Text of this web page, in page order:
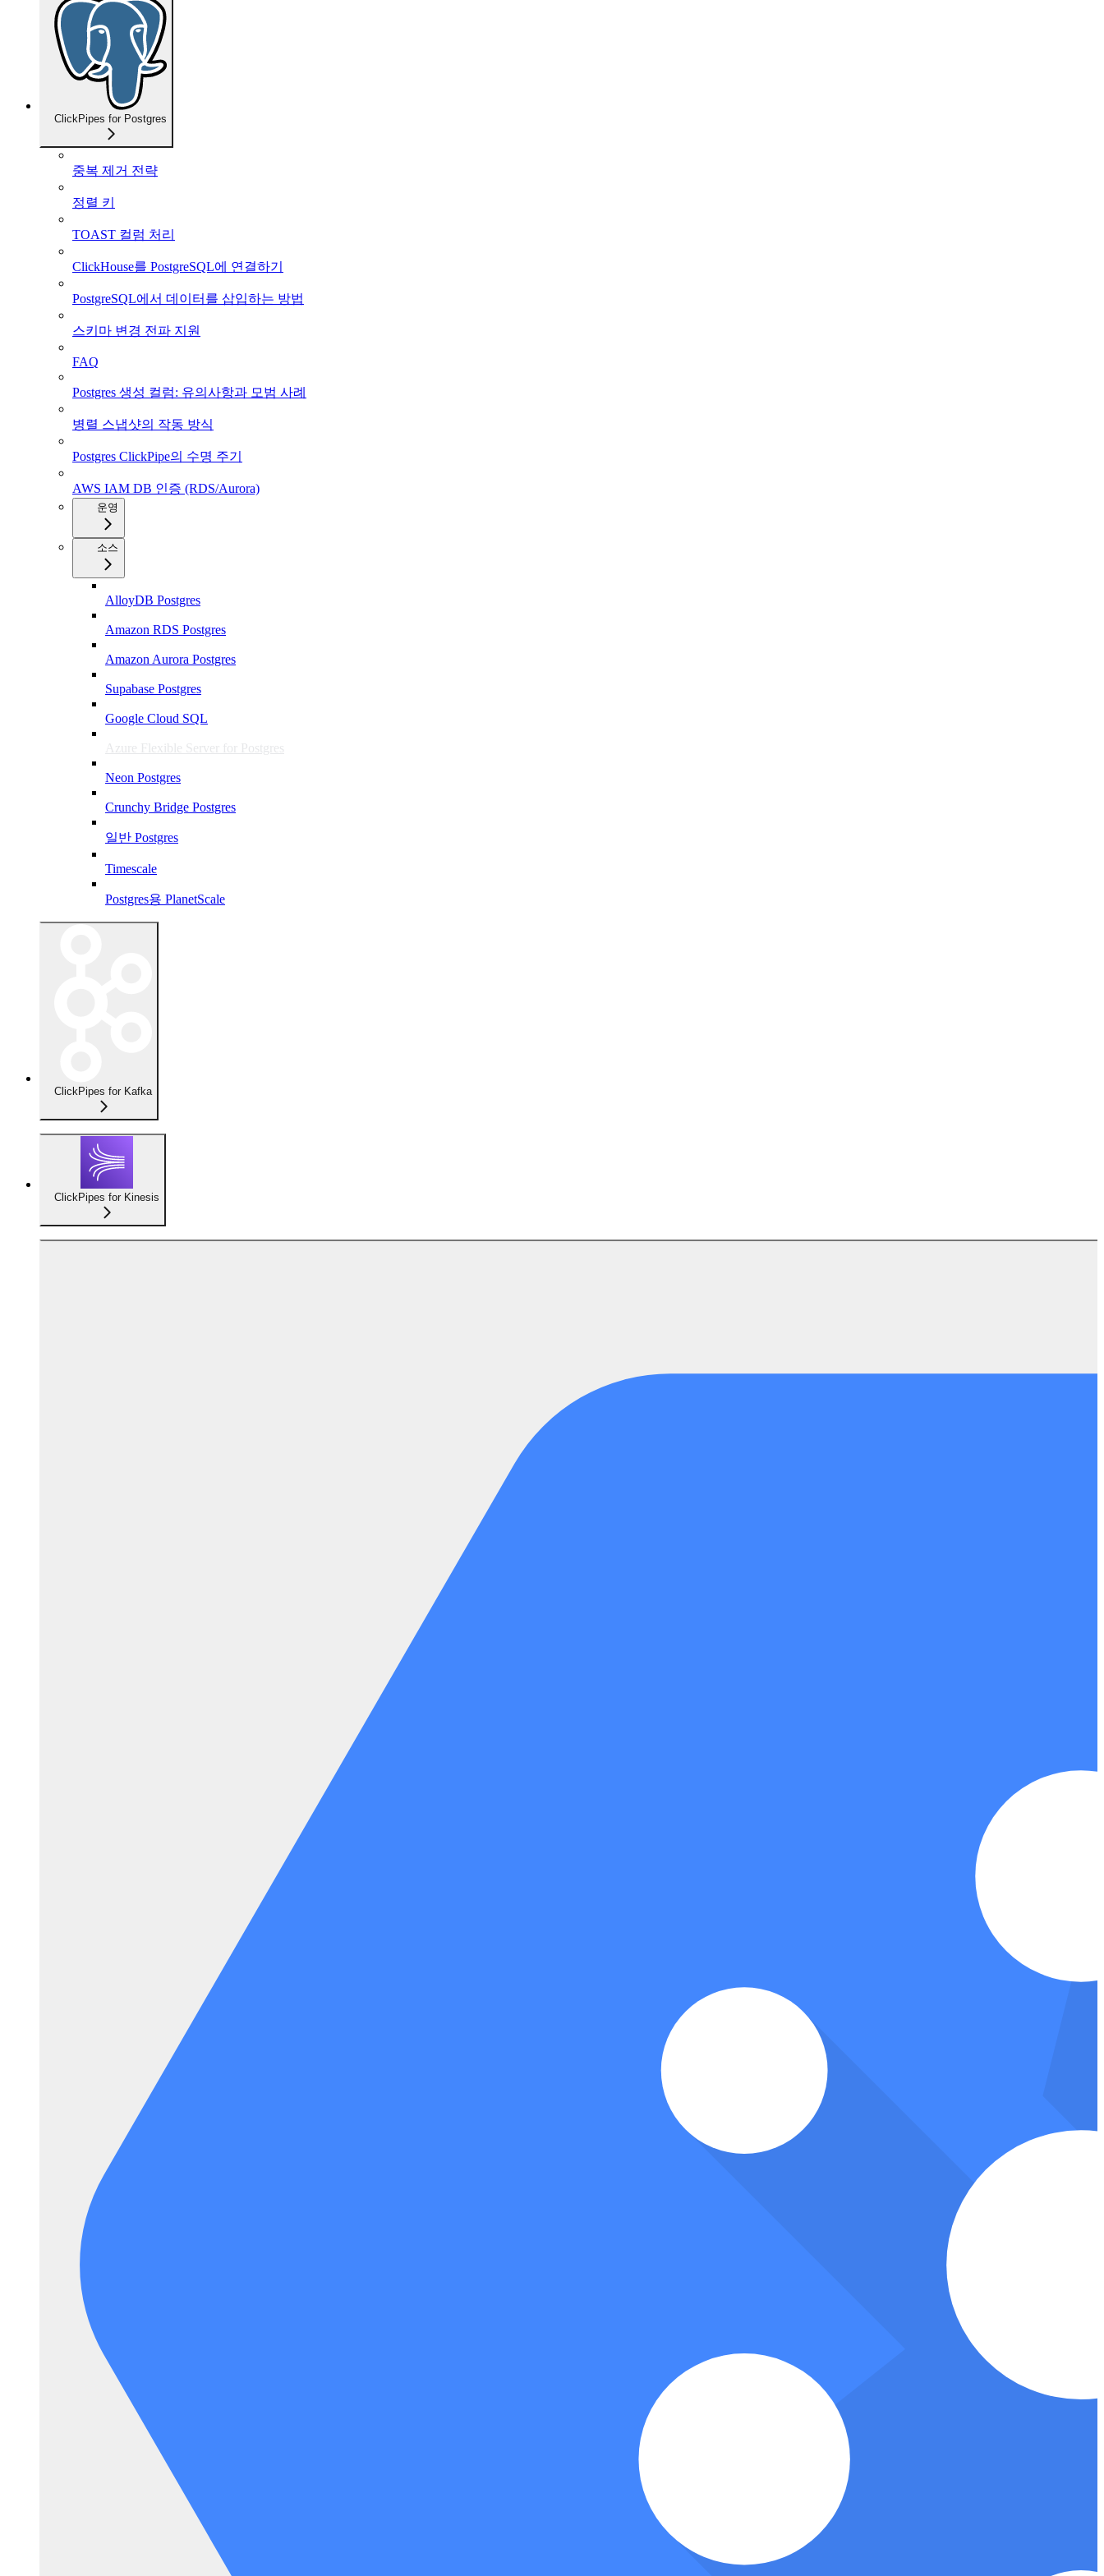
ClickPipes for Postgres
중복 제거 전략
정렬 키
TOAST 컬럼 처리
ClickHouse를 PostgreSQL에 연결하기
PostgreSQL에서 데이터를 삽입하는 방법
스키마 변경 전파 지원
FAQ
Postgres 생성 컬럼: 유의사항과 모범 사례
병렬 스냅샷의 작동 방식
Postgres ClickPipe의 수명 주기
AWS IAM DB 인증 (RDS/Aurora)
운영
소스
AlloyDB Postgres
Amazon RDS Postgres
Amazon Aurora Postgres
Supabase Postgres
Google Cloud SQL
Azure Flexible Server for Postgres
Neon Postgres
Crunchy Bridge Postgres
일반 Postgres
Timescale
Postgres용 PlanetScale
ClickPipes for Kafka
ClickPipes for Kinesis